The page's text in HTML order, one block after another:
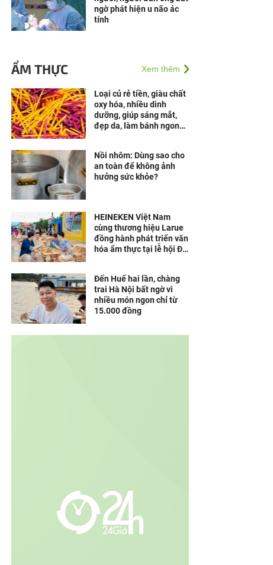
ngờ phát hiện u não ác
tính
ẨM THỰC Xem thêm
Loại củ rẻ tiền, giàu chất
oxy hóa, nhiều dinh
dưỡng, giúp sáng mắt,
đẹp da, làm bánh ngon
Nồi nhôm: Dùng sao cho
an toàn để không ảnh
hưởng sức khỏe?
HEINEKEN Việt Nam
cùng thương hiệu Larue
đồng hành phát triển văn
hóa ẩm thực tại lễ hội Đà
Đến Huế hai lần, chàng
trai Hà Nội bất ngờ vì
nhiều món ngon chỉ từ
15.000 đồng